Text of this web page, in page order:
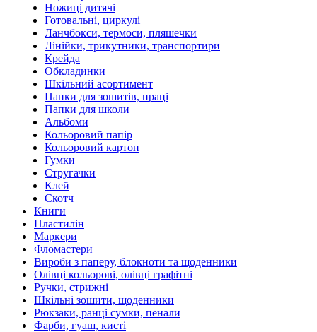
Ножиці дитячі
Готовальні, циркулі
Ланчбокси, термоси, пляшечки
Лінійки, трикутники, транспортири
Крейда
Обкладинки
Шкільний асортимент
Папки для зошитів, праці
Папки для школи
Альбоми
Кольоровий папір
Кольоровий картон
Гумки
Стругачки
Клей
Скотч
Книги
Пластилін
Маркери
Фломастери
Вироби з паперу, блокноти та щоденники
Олівці кольорові, олівці графітні
Ручки, стрижні
Шкільні зошити, щоденники
Рюкзаки, ранці сумки, пенали
Фарби, гуаш, кисті